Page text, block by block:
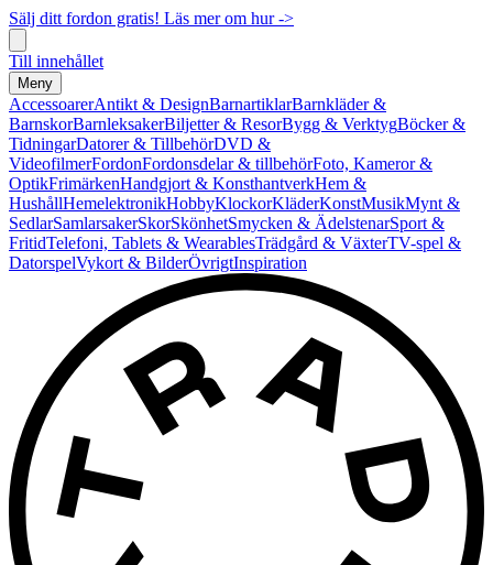
Sälj ditt fordon gratis! Läs mer om hur ->
Till innehållet
Meny
AccessoarerAntikt & DesignBarnartiklarBarnkläder &
BarnskorBarnleksakerBiljetter & ResorBygg & VerktygBöcker &
TidningarDatorer & TillbehörDVD &
VideofilmerFordonFordonsdelar & tillbehörFoto, Kameror &
OptikFrimärkenHandgjort & KonsthantverkHem &
HushållHemelektronikHobbyKlockorKläderKonstMusikMynt &
SedlarSamlarsakerSkorSkönhetSmycken & ÄdelstenarSport &
FritidTelefoni, Tablets & WearablesTrädgård & VäxterTV-spel &
DatorspelVykort & BilderÖvrigtInspiration